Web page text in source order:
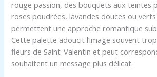
rouge passion, des bouquets aux teintes
roses poudrées, lavandes douces ou
permettent une approche romantique
Cette palette adoucit l’image souvent
fleurs de Saint-Valentin et peut
souhaitent un message plus délicat.